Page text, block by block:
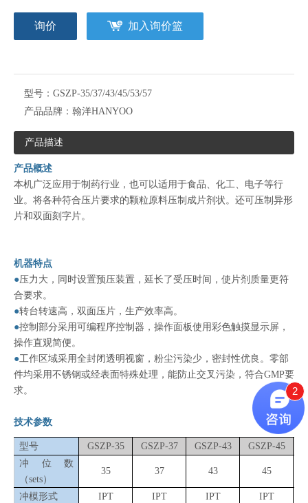
询价 加入询价篮
型号： GSZP-35/37/43/45/53/57
产品品牌： 翰洋HANYOO
产品描述
产品概述
本机广泛应用于制药行业，也可以适用于食品、化工、电子等行
业。将各种符合压片要求的颗粒原料压制成片剂状。还可压制异形
片和双面刻字片。
机器特点
●压力大，同时设置预压装置，延长了受压时间，使片剂质量更符
合要求。
●转台转速高，双面压片，生产效率高。
●控制部分采用可编程序控制器，操作面板使用彩色触摸显示屏，
操作直观简便。
●工作区域采用全封闭透明视窗，粉尘污染少，密封性优良。零部
件均采用不锈钢或经表面特殊处理，能防止交叉污染，符合GMP要
求。
技术参数
型号 GSZP-35 GSZP-37 GSZP-43 GSZP-45
冲位数
（sets）
35 37 43 45
冲模形式 IPT IPT IPT
IPT
2